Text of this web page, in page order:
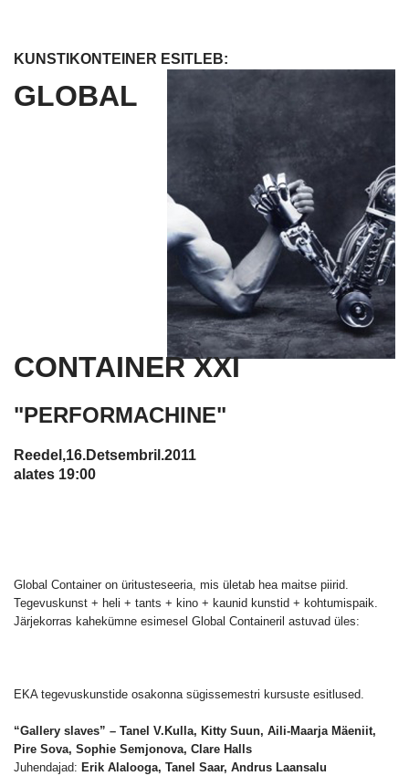
KUNSTIKONTEINER ESITLEB:
GLOBAL
CONTAINER XXI
"PERFORMACHINE"
Reedel,16.Detsembril.2011
alates 19:00
Global Container on üritusteseeria, mis ületab hea maitse piirid.
Tegevuskunst + heli + tants + kino + kaunid kunstid + kohtumispaik.
Järjekorras kahekümne esimesel Global Containeril astuvad üles:
EKA tegevuskunstide osakonna sügissemestri kursuste esitlused.
“Gallery slaves” – Tanel V.Kulla, Kitty Suun, Aili-Maarja Mäeniit,
Pire Sova, Sophie Semjonova, Clare Halls
Juhendajad: Erik Alalooga, Tanel Saar, Andrus Laansalu